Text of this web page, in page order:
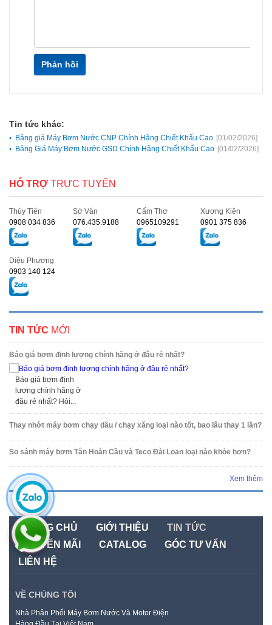
Phản hồi
Tin tức khác:
Bảng giá Máy Bơm Nước CNP Chính Hãng Chiết Khấu Cao [01/02/2026]
Bảng Giá Máy Bơm Nước GSD Chính Hãng Chiết Khấu Cao [01/02/2026]
HỖ TRỢ TRỰC TUYẾN
Thủy Tiên
0908 034 836
Sở Vân
076.435.9188
Cẩm Thơ
0965109291
Xương Kiên
0901 375 836
Diệu Phương
0903 140 124
TIN TỨC MỚI
Báo giá bơm định lượng chính hãng ở đâu rẻ nhất?
Báo giá bơm định
lượng chính hãng ở
đâu rẻ nhất? Hỏi...
Thay nhớt máy bơm chạy dầu / chạy xăng loại nào tốt, bao lâu thay 1 lần?
So sánh máy bơm Tân Hoàn Cầu và Teco Đài Loan loại nào khỏe hơn?
Xem thêm
TRANG CHỦ GIỚI THIỆU
TIN TỨC
KHUYẾN MÃI
CATALOG
GÓC TƯ VẤN
LIÊN HỆ
VỀ CHÚNG TÔI
Nhà Phân Phối Máy Bơm Nước Và Motor Điện